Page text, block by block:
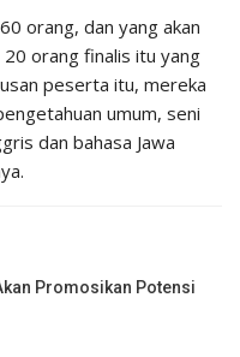
orang, dan yang akan
orang finalis itu yang
peserta itu, mereka
umum, seni
dan bahasa Jawa
Promosikan Potensi